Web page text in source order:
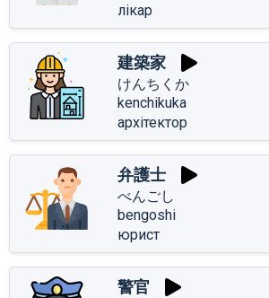
лікар
建築家
けんちくか
kenchikuka
архітектор
弁護士
べんごし
bengoshi
юрист
警官